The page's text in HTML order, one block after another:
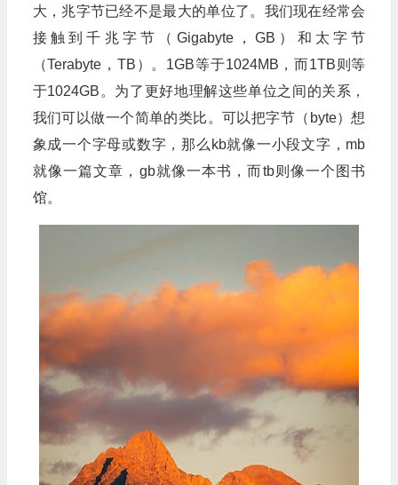
大，兆字节已经不是最大的单位了。我们现在经常会
接触到千兆字节（Gigabyte，GB）和太字节
（Terabyte，TB）。1GB等于1024MB，而1TB则等
于1024GB。为了更好地理解这些单位之间的关系，
我们可以做一个简单的类比。可以把字节（byte）想
象成一个字母或数字，那么kb就像一小段文字，mb
就像一篇文章，gb就像一本书，而tb则像一个图书
馆。